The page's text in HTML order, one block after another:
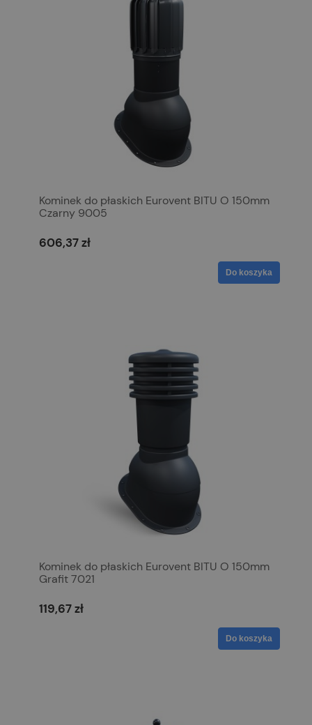
Kominek do płaskich Eurovent BITU O 150mm
Czarny 9005
606,37 zł
Do koszyka
Kominek do płaskich Eurovent BITU O 150mm
Grafit 7021
119,67 zł
Do koszyka